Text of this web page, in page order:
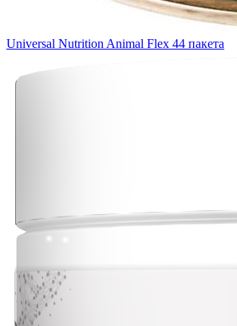
Universal Nutrition Animal Flex 44 пакета